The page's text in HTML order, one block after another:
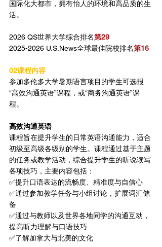
国际化大都市，拥有怡人的环境和高品质的生
活。
2026 QS世界大学综合排名第29
2025-2026 U.S.News全球最佳院校排名第16
02课程内容
参加多伦多大学暑期语言项目的学生可选报
“高效沟通英语”课程，或“商务沟通英语”课
程。
高效沟通英语
课程旨在提升学生的日常英语沟通能力，适合
初级至高级各级别的学生。课程通过基于主题
的任务或教学活动，综合提升学生的听说读写
各项技巧，主要内容包括：
✅提升口语表达的流畅度、精准度与自信心
✅通过参加教学任务与小组讨论，扩展词汇储
备
✅通过与教师以及世界各地同学的沟通互动，
提高听力理解与口语技巧
✅了解加拿大与北美的文化